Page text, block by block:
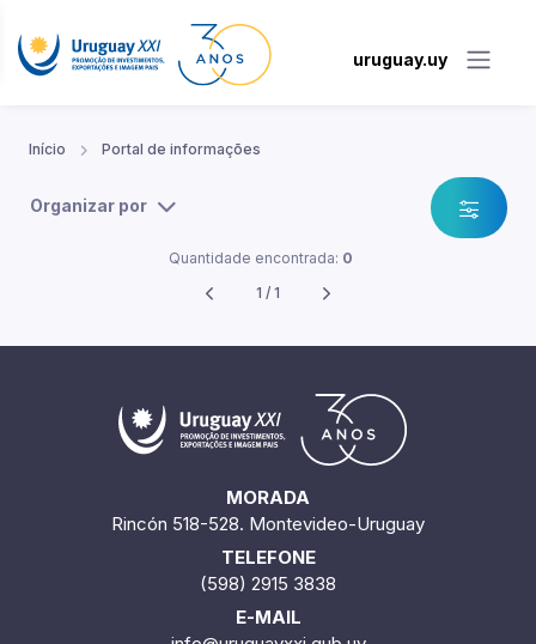
uruguay.uy
Início Portal de informações
Organizar por
Quantidade encontrada: 0
1 / 1
MORADA
Rincón 518-528. Montevideo-Uruguay
TELEFONE
(598) 2915 3838
E-MAIL